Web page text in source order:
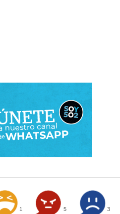
1 5 3